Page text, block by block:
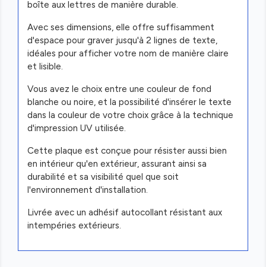
boîte aux lettres de manière durable.
Avec ses dimensions, elle offre suffisamment
d'espace pour graver jusqu'à 2 lignes de texte,
idéales pour afficher votre nom de manière claire
et lisible.
Vous avez le choix entre une couleur de fond
blanche ou noire, et la possibilité d'insérer le texte
dans la couleur de votre choix grâce à la technique
d'impression UV utilisée.
Cette plaque est conçue pour résister aussi bien
en intérieur qu'en extérieur, assurant ainsi sa
durabilité et sa visibilité quel que soit
l'environnement d'installation.
Livrée avec un adhésif autocollant résistant aux
intempéries extérieurs.